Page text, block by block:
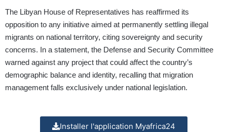
The Libyan House of Representatives has reaffirmed its
opposition to any initiative aimed at permanently settling illegal
migrants on national territory, citing sovereignty and security
concerns. In a statement, the Defense and Security Committee
warned against any project that could affect the country’s
demographic balance and identity, recalling that migration
management falls exclusively under national legislation.
Installer l'application Myafrica24